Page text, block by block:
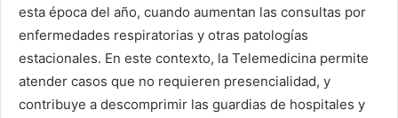
esta época del año, cuando aumentan las consultas por
enfermedades respiratorias y otras patologías
estacionales. En este contexto, la Telemedicina permite
atender casos que no requieren presencialidad, y
contribuye a descomprimir las guardias de hospitales y